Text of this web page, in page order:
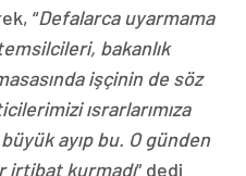
“Defalarca uyarmama
bakanlık
işçinin de söz
ısrarlarımıza
ayıp bu. O günden
irtibat kurmadı” dedi.